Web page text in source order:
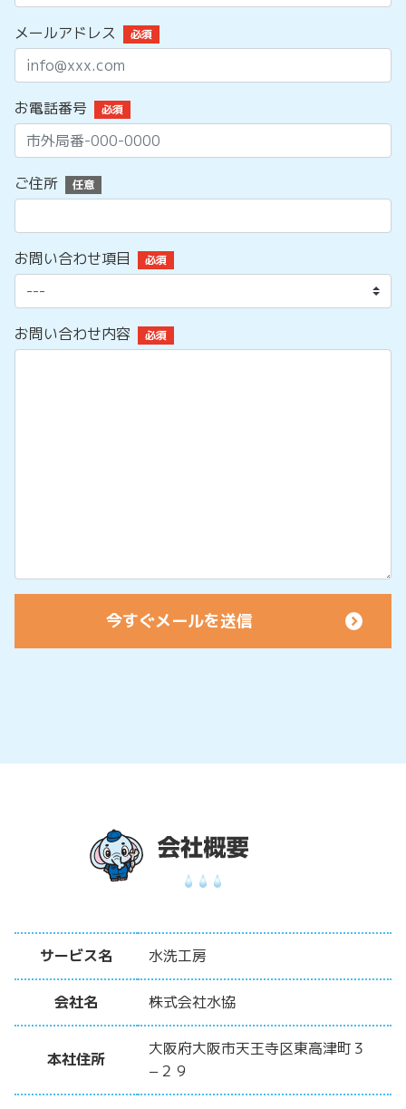
メールアドレス 必須
お電話番号 必須
ご住所 任意
お問い合わせ項目 必須
お問い合わせ内容 必須
サービス名 水洗工房
会社名 株式会社水協
本社住所
大阪府大阪市天王寺区東高津町３
−２９